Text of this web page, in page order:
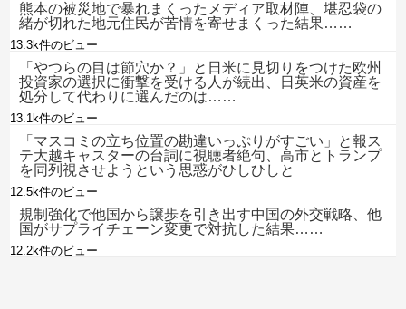
熊本の被災地で暴れまくったメディア取材陣、堪忍袋の
緒が切れた地元住民が苦情を寄せまくった結果……
13.3k件のビュー
「やつらの目は節穴か？」と日米に見切りをつけた欧州
投資家の選択に衝撃を受ける人が続出、日英米の資産を
処分して代わりに選んだのは……
13.1k件のビュー
「マスコミの立ち位置の勘違いっぷりがすごい」と報ス
テ大越キャスターの台詞に視聴者絶句、高市とトランプ
を同列視させようという思惑がひしひしと
12.5k件のビュー
規制強化で他国から譲歩を引き出す中国の外交戦略、他
国がサプライチェーン変更で対抗した結果……
12.2k件のビュー